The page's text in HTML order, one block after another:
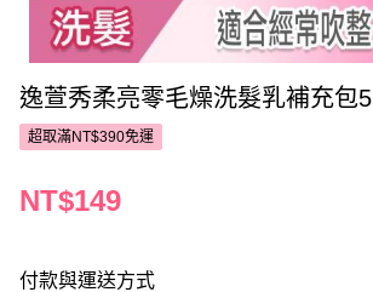
逸萱秀柔亮零毛燥洗髮乳補充包
超取滿NT$390免運
NT$149
付款與運送方式